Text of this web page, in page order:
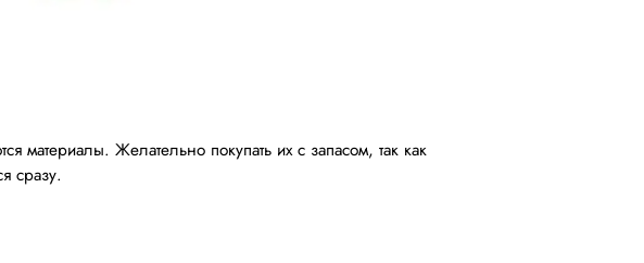
материалы. Желательно покупать их с запасом, так как
сразу.